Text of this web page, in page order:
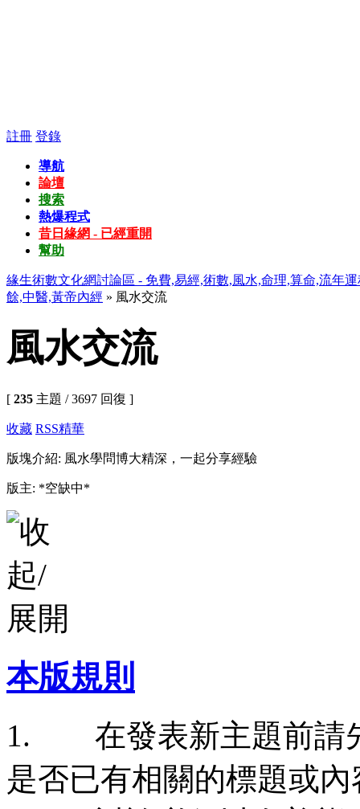
註冊 登錄
導航
論壇
搜索
熱爆程式
昔日緣網 - 已經重開
幫助
緣生術數文化網討論區 - 免費,易經,術數,風水,命理,算命,流年
餘,中醫,黃帝內經 » 風水交流
風水交流
[ 235 主題 / 3697 回復 ]
收藏 RSS精華
版塊介紹: 風水學問博大精深，一起分享經驗
版主: *空缺中*
本版規則
1. 在發表新主題前請
是否已有相關的標題或內